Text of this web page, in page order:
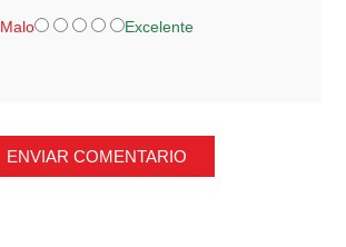
Malo Excelente
ENVIAR COMENTARIO